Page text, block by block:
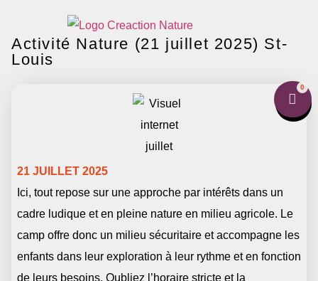
Activité Nature (21 juillet 2025) St-
Louis
0
21 JUILLET 2025
Ici, tout repose sur une approche par intérêts dans un
cadre ludique et en pleine nature en milieu agricole. Le
camp offre donc un milieu sécuritaire et accompagne les
enfants dans leur exploration à leur rythme et en fonction
de leurs besoins. Oubliez l’horaire stricte et la